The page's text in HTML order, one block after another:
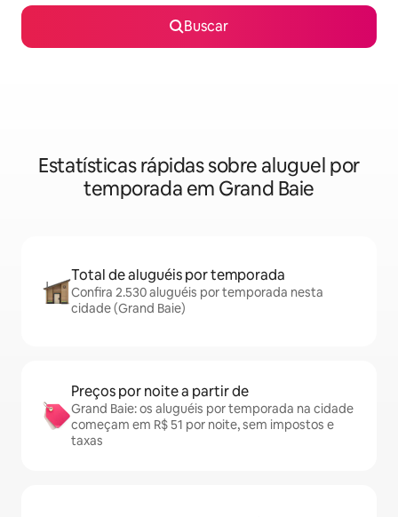
Buscar
Estatísticas rápidas sobre aluguel por
temporada em Grand Baie
Total de aluguéis por temporada
Confira 2.530 aluguéis por temporada nesta
cidade (Grand Baie)
Preços por noite a partir de
Grand Baie: os aluguéis por temporada na cidade
começam em R$ 51 por noite, sem impostos e
taxas